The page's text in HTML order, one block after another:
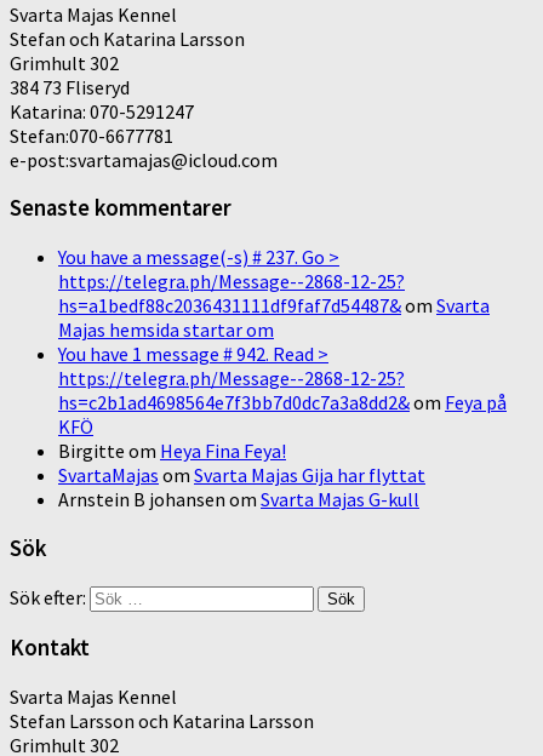
Svarta Majas Kennel
Stefan och Katarina Larsson
Grimhult 302
384 73 Fliseryd
Katarina: 070-5291247
Stefan:070-6677781
e-post:svartamajas@icloud.com
Senaste kommentarer
You have a message(-s) # 237. Go >
https://telegra.ph/Message--2868-12-25?
hs=a1bedf88c2036431111df9faf7d54487&om Svarta
Majas hemsida startar om
You have 1 message # 942. Read >
https://telegra.ph/Message--2868-12-25?
hs=c2b1ad4698564e7f3bb7d0dc7a3a8dd2&om Feya på
KFÖ
Birgitte om Heya Fina Feya!
SvartaMajas om Svarta Majas Gija har flyttat
Arnstein B johansen om Svarta Majas G-kull
Sök
Sök efter:
Kontakt
Svarta Majas Kennel
Stefan Larsson och Katarina Larsson
Grimhult 302